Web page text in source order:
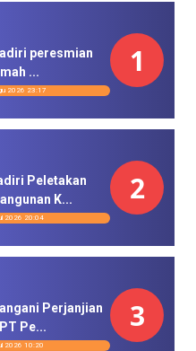
peresmian
...
2026 23:17
1
Peletakan
K...
2026 20:04
2
Perjanjian
Pe...
2026 10:20
3